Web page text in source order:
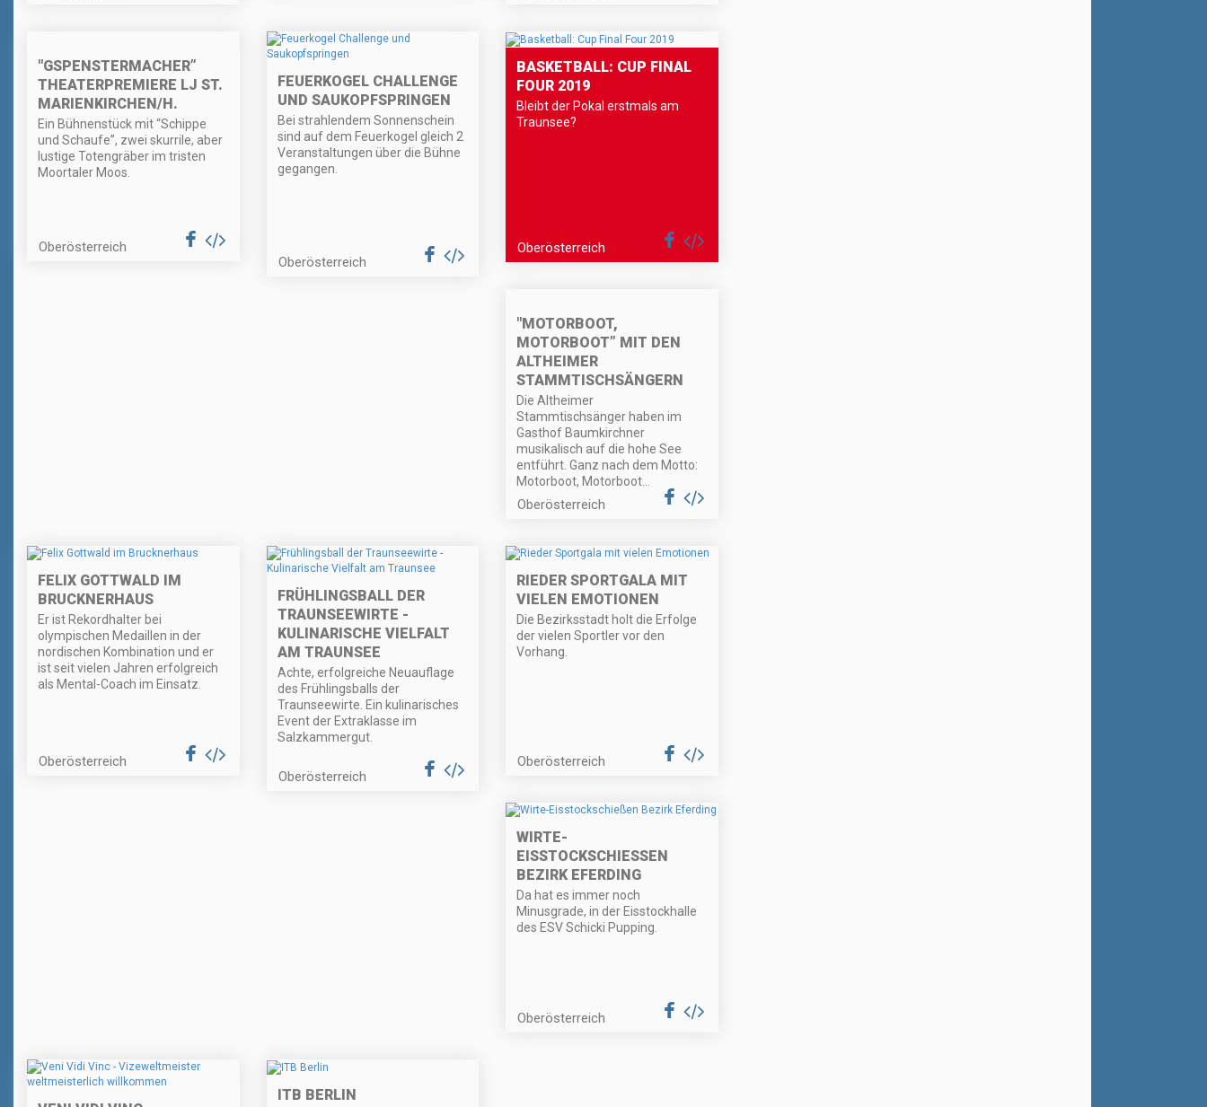
"GSPENSTERMACHER”
THEATERPREMIERE LJ ST.
MARIENKIRCHEN/H.
Ein Bühnenstück mit “Schippe
und Schaufe”, zwei skurrile, aber
lustige Totengräber im tristen
Moortaler Moos.
Oberösterreich
FEUERKOGEL CHALLENGE
UND SAUKOPFSPRINGEN
Bei strahlendem Sonnenschein
sind auf dem Feuerkogel gleich 2
Veranstaltungen über die Bühne
gegangen.
Oberösterreich
BASKETBALL: CUP FINAL
FOUR 2019
Bleibt der Pokal erstmals am
Traunsee?
Oberösterreich
"MOTORBOOT,
MOTORBOOT” MIT DEN
ALTHEIMER
STAMMTISCHSÄNGERN
Die Altheimer
Stammtischsänger haben im
Gasthof Baumkirchner
musikalisch auf die hohe See
entführt. Ganz nach dem Motto:
Motorboot, Motorboot...
Oberösterreich
FELIX GOTTWALD IM
BRUCKNERHAUS
Er ist Rekordhalter bei
olympischen Medaillen in der
nordischen Kombination und er
ist seit vielen Jahren erfolgreich
als Mental-Coach im Einsatz.
Oberösterreich
FRÜHLINGSBALL DER
TRAUNSEEWIRTE -
KULINARISCHE VIELFALT
AM TRAUNSEE
Achte, erfolgreiche Neuauflage
des Frühlingsballs der
Traunseewirte. Ein kulinarisches
Event der Extraklasse im
Salzkammergut.
Oberösterreich
RIEDER SPORTGALA MIT
VIELEN EMOTIONEN
Die Bezirksstadt holt die Erfolge
der vielen Sportler vor den
Vorhang.
Oberösterreich
WIRTE-
EISSTOCKSCHIESSEN B
EZIRK EFERDING
Da hat es immer noch
Minusgrade, in der Eisstockhalle
des ESV Schicki Pupping.
Oberösterreich
ITB BERLIN